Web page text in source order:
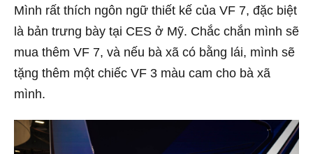
Mình rất thích ngôn ngữ thiết kế của VF 7, đặc biệt
là bản trưng bày tại CES ở Mỹ. Chắc chắn mình sẽ
mua thêm VF 7, và nếu bà xã có bằng lái, mình sẽ
tặng thêm một chiếc VF 3 màu cam cho bà xã
mình.